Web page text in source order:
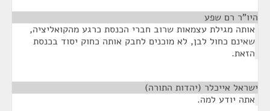
היו"ר רם שפע
אותה מגילת עצמאות שרוב חברי הכנסת כרגע מהקואליציה,
שאינם כחול לבן, לא מוכנים לחבק אותה כחוק יסוד בכנסת
הזאת.
ישראל אייכלר (יהדות התורה)
אתה יודע למה.